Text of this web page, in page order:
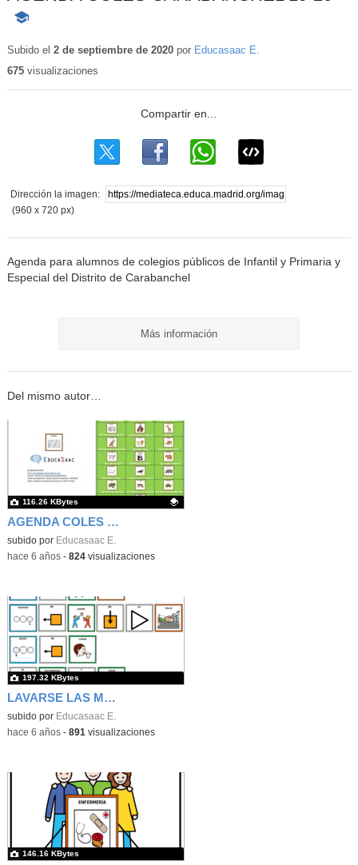
-
educativo
Subido el 2 de septiembre de 2020por Educasaac E.
675visualizaciones
Dirección la imagen:
(960 x 720 px)
Agenda para alumnos de colegios públicos de Infantil y Primaria y
Especial del Distrito de Carabanchel
Más información
Del mismo autor…
AGENDA COLES 20-21 CARABANCHEL-EDUCASAAC
Contenido educativo.
subido por Educasaac E.
116.26 KBytes
-hace 6 años- 824visualizaciones
LAVARSE LAS MANOS_CARTEL
subido por Educasaac E.
197.32 KBytes
-hace 6 años- 891 visualizaciones
146.16 KBytes